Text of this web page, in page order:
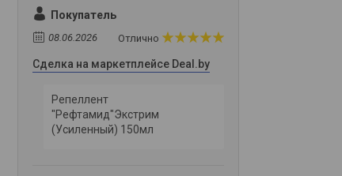
Покупатель
08.06.2026 Отлично
Сделка на маркетплейсе Deal.by
Репеллент
"Рефтамид"Экстрим
(Усиленный) 150мл